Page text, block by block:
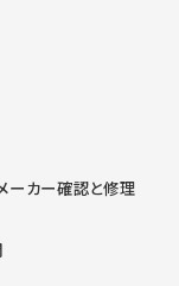
ーカー確認と修理